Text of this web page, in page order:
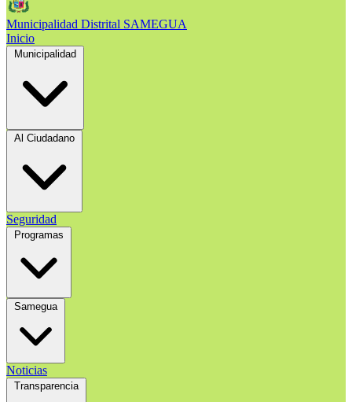
Municipalidad Distrital SAMEGUA
Inicio
Municipalidad
Al Ciudadano
Seguridad
Programas
Samegua
Noticias
Transparencia